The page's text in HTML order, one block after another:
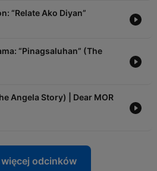
“Relate Ako Diyan”
“Pinagsaluhan” (The
Angela Story) | Dear MOR
więcej odcinków